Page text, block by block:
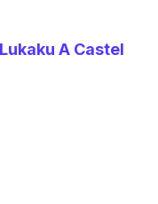
A Castel